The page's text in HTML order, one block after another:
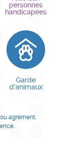
personnes
handicapées
Garde
d'animaux
agrément.